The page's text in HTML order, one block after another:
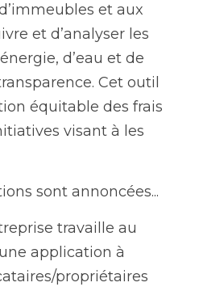
et aux
et d’analyser les
d’eau et de
Cet outil
équitable des frais
visant à les
sont annoncées...
travaille au
application à
propriétaires